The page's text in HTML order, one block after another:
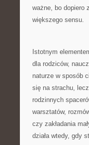
ważne, bo dopiero
większego sensu.
Istotnym
dla rodziców,
naturze w sposób
się na strachu,
rodzinnych
warsztatów,
czy zakładania
działa wtedy, gdy